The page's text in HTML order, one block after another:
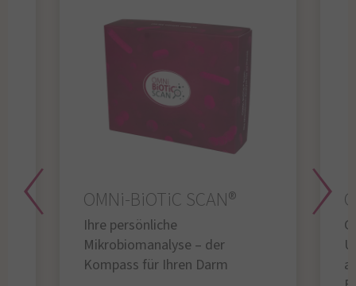
OMNi-BiOTiC SCAN®
Ihre persönliche
Mikrobiomanalyse – der
Kompass für Ihren Darm